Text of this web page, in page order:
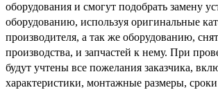
оборудования и смогут подобрать замену
оборудованию, используя оригинальные
производителя, а так же оборудованию,
производства, и запчастей к нему. При
будут учтены все пожелания заказчика,
характеристики, монтажные размеры,